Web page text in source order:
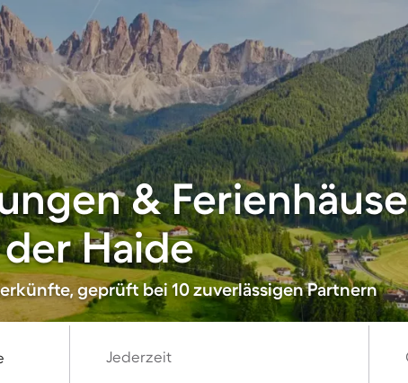
&
Haide
geprüft bei 10 zuverlässigen Partnern
Jederzeit